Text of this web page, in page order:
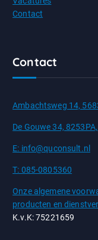
Contact
Contact
Ambachtsweg 14,
De Gouwe 34,
E: info@quconsult.nl
T: 085-0805360
Onze algemene
producten en
K.v.K: 75221659